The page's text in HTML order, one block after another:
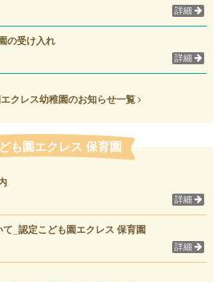
詳細
の受け入れ
詳細
クレス幼稚園のお知らせ一覧
も園エクレス 保育園
詳細
_認定こども園エクレス 保育園
詳細